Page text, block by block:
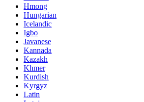
Hmong
Hungarian
Icelandic
Igbo
Javanese
Kannada
Kazakh
Khmer
Kurdish
Kyrgyz
Latin